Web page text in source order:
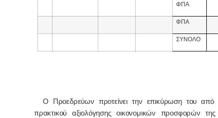
ΦΠΑ
ΦΠΑ
ΣΥΝΟΛΟ
Ο Προεδρεύων προτείνει την επικύρωση του από
πρακτικού αξιολόγησης οικονομικών προσφορών της